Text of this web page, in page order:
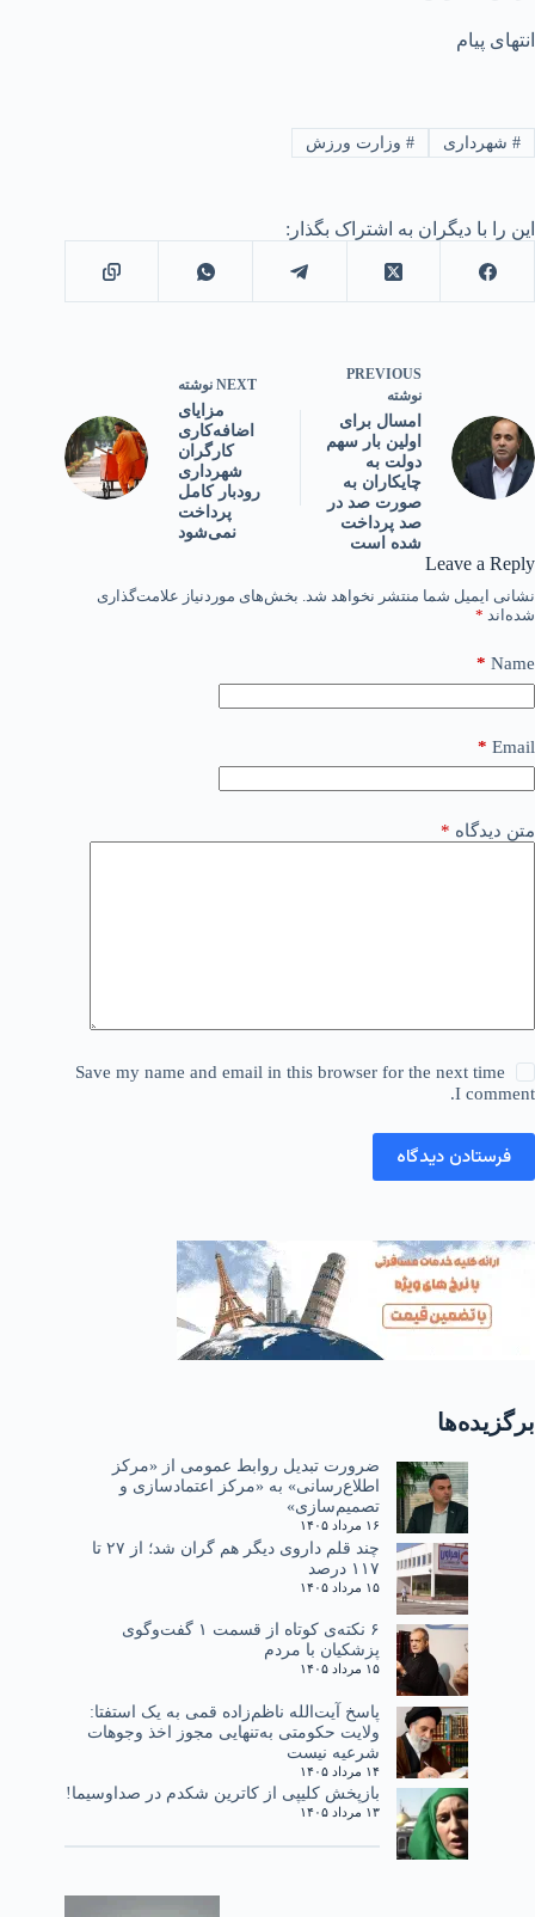
انتهای پیام
#شهرداری #وزارت ورزش
این را با دیگران به اشتراک بگذار:
PREVIOUS
نوشته
امسال برای
اولین بار سهم
دولت به
چایکاران به
صورت صد در
صد پرداخت
شده است
NEXT نوشته
مزایای
اضافه‌کاری
کارگران
شهرداری
رودبار کامل
پرداخت
نمی‌شود
Leave a Reply
نشانی ایمیل شما منتشر نخواهد شد. بخش‌های موردنیاز علامت‌گذاری
شده‌اند *
Name
*
Email
*
متن دیدگاه *
Save my name and email in this browser for the next time
I comment.
فرستادن دیدگاه
برگزیده‌ها
ضرورت تبدیل روابط عمومی از «مرکز
اطلاع‌رسانی» به «مرکز اعتمادسازی و
تصمیم‌سازی»
۱۶ مرداد ۱۴۰۵
چند قلم داروی دیگر هم گران شد؛ از ۲۷ تا
۱۱۷ درصد
۱۵ مرداد ۱۴۰۵
۶ نکته‌ی کوتاه از قسمت ۱ گفت‌وگوی
پزشکیان با مردم
۱۵ مرداد ۱۴۰۵
پاسخ آیت‌الله ناظم‌زاده قمی به یک استفتا:
ولایت حکومتی به‌تنهایی مجوز اخذ وجوهات
شرعیه نیست
۱۴ مرداد ۱۴۰۵
بازپخش کلیپی از کاترین شکدم در صداوسیما!
۱۳ مرداد ۱۴۰۵